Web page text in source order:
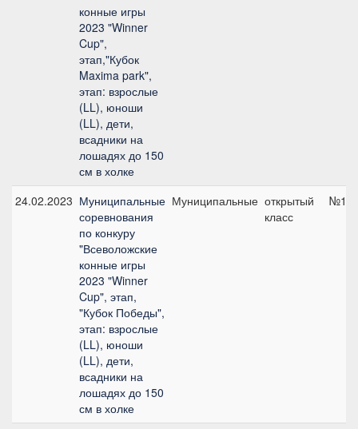
конные игры
2023 "Winner
Cup",
этап,"Кубок
Maxima park",
этап: взрослые
(LL), юноши
(LL), дети,
всадники на
лошадях до 150
см в холке
24.02.2023 Муниципальные
соревнования
по конкуру
"Всеволожские
конные игры
2023 "Winner
Cup", этап,
"Кубок Победы",
этап: взрослые
(LL), юноши
(LL), дети,
всадники на
лошадях до 150
см в холке
Муниципальные открытый
класс
№1,